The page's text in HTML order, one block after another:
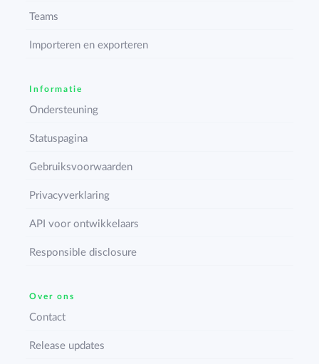
Teams
Importeren en exporteren
Informatie
Ondersteuning
Statuspagina
Gebruiksvoorwaarden
Privacyverklaring
API voor ontwikkelaars
Responsible disclosure
Over ons
Contact
Release updates